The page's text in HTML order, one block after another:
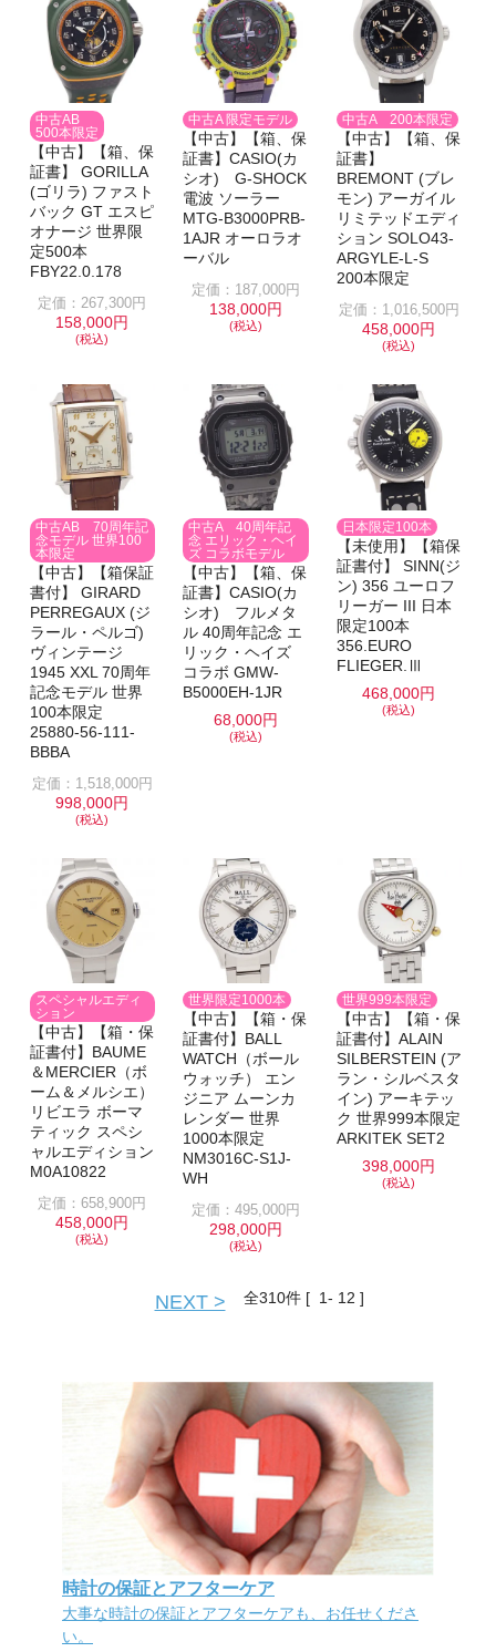
中古AB
500本限定
【中古】【箱、保
証書】 GORILLA
(ゴリラ) ファスト
バック GT エスピ
オナージ 世界限
定500本
FBY22.0.178
定価：267,300円
158,000円
(税込)
中古A 限定モデル
【中古】【箱、保
証書】CASIO(カ
シオ) G-SHOCK
電波 ソーラー
MTG-B3000PRB-
1AJR オーロラオ
ーバル
定価：187,000円
138,000円
(税込)
中古A 200本限定
【中古】【箱、保
証書】
BREMONT (ブレ
モン) アーガイル
リミテッドエディ
ション SOLO43-
ARGYLE-L-S
200本限定
定価：1,016,500円
458,000円
(税込)
中古AB 70周年記
念モデル 世界100
本限定
【中古】【箱保証
書付】 GIRARD
PERREGAUX (ジ
ラール・ペルゴ)
ヴィンテージ
1945 XXL 70周年
記念モデル 世界
100本限定
25880-56-111-
BBBA
定価：1,518,000円
998,000円
(税込)
中古A 40周年記
念 エリック・ヘイ
ズ コラボモデル
【中古】【箱、保
証書】CASIO(カ
シオ) フルメタ
ル 40周年記念 エ
リック・ヘイズ
コラボ GMW-
B5000EH-1JR
68,000円
(税込)
日本限定100本
【未使用】【箱保
証書付】 SINN(ジ
ン) 356 ユーロフ
リーガー III 日本
限定100本
356.EURO
FLIEGER.Ⅲ
468,000円
(税込)
スペシャルエディ
ション
【中古】【箱・保
証書付】BAUME
＆MERCIER（ボ
ーム＆メルシエ）
リビエラ ボーマ
ティック スペシ
ャルエディション
M0A10822
定価：658,900円
458,000円
(税込)
世界限定1000本
【中古】【箱・保
証書付】BALL
WATCH（ボール
ウォッチ） エン
ジニア ムーンカ
レンダー 世界
1000本限定
NM3016C-S1J-
WH
定価：495,000円
298,000円
(税込)
世界999本限定
【中古】【箱・保
証書付】ALAIN
SILBERSTEIN (ア
ラン・シルベスタ
イン) アーキテッ
ク 世界999本限定
ARKITEK SET2
398,000円
(税込)
NEXT > 全310件 [ 1- 12 ]
時計の保証とアフターケア
大事な時計の保証とアフターケアも、お任せくださ
い。